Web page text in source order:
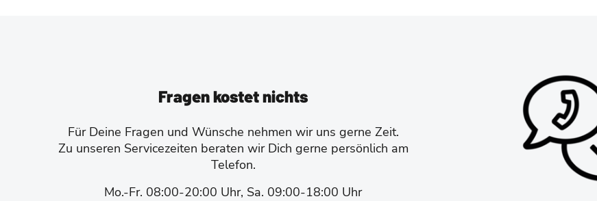
Fragen kostet nichts
Für Deine Fragen und Wünsche nehmen wir uns gerne Zeit.
Zu unseren Servicezeiten beraten wir Dich gerne persönlich am
Telefon.
Mo.-Fr. 08:00-20:00 Uhr, Sa. 09:00-18:00 Uhr